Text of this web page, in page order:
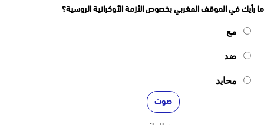
ما رأيك في الموقف المغربي بخصوص الأزمة الأوكرانية الروسية؟
مع
ضد
محايد